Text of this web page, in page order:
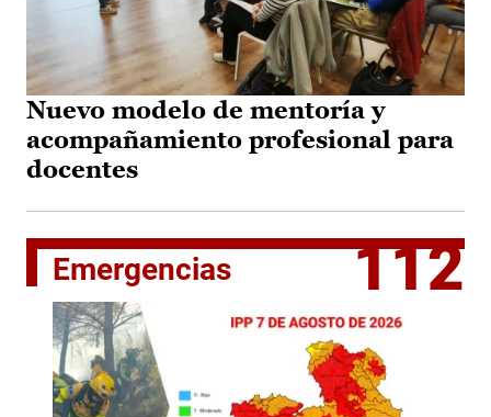
Nuevo modelo de mentoría y
acompañamiento profesional para
docentes
Emergencias 112